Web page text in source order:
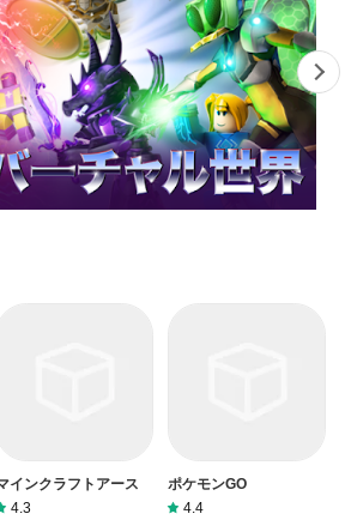
インクラフトアース
4.3
ポケモンGO
4.4